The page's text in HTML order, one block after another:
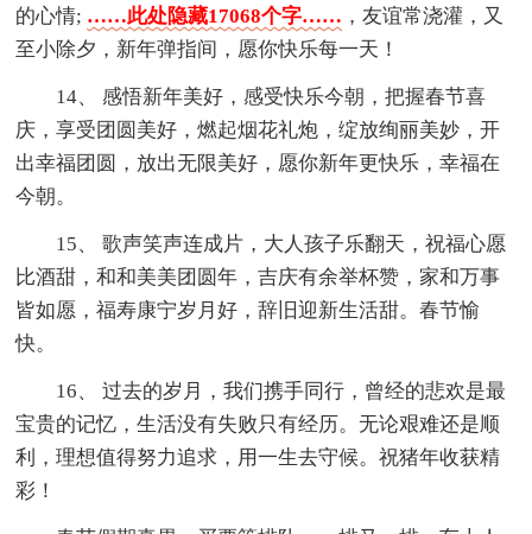
的心情; ……此处隐藏17068个字…… ，友谊常浇灌，又
至小除夕，新年弹指间，愿你快乐每一天！
14、 感悟新年美好，感受快乐今朝，把握春节喜
庆，享受团圆美好，燃起烟花礼炮，绽放绚丽美妙，开
出幸福团圆，放出无限美好，愿你新年更快乐，幸福在
今朝。
15、 歌声笑声连成片，大人孩子乐翻天，祝福心愿
比酒甜，和和美美团圆年，吉庆有余举杯赞，家和万事
皆如愿，福寿康宁岁月好，辞旧迎新生活甜。春节愉
快。
16、 过去的岁月，我们携手同行，曾经的悲欢是最
宝贵的记忆，生活没有失败只有经历。无论艰难还是顺
利，理想值得努力追求，用一生去守候。祝猪年收获精
彩！